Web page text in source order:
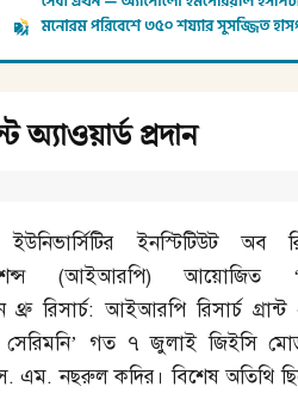
অ্যাওয়ার্ড প্রদান
ইউনিভার্সিটির ইনস্টিটিউট অব
(আইআরপি)আয়োজিত
রিসার্চ:আইআরপি রিসার্চ
সেরিমনি’ গত ৭ জুলাই জিইসি
.এম.নছরুল কদির। বিশেষ অতিথি